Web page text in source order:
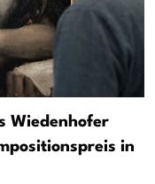
Wiedenhofer
in